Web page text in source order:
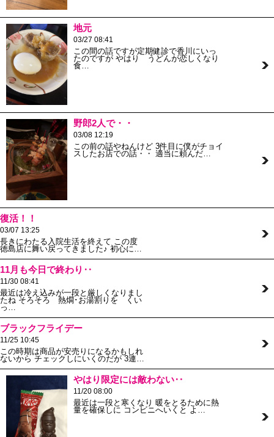
地元
03/27 08:41
この間の話ですが定期健診で香川にいっ
たのですが やはり うどんが恋しくなり
食…
野郎2人で・・
03/08 12:19
この前の話やねんけど 3件目に僕がチョイ
スしたお店での話・・ 適当に頼んだ…
復活！！
03/07 13:25
長きにわたる入院生活を終えて この度
徳島店に舞い戻ってきました♪ 初心に…
11月も今日で終わり‥
11/30 08:41
最近は冷え込みが一段と厳しくなりまし
たね そろそろ 熱燗･お湯割りを くい
っ…
ブラックフライデー
11/25 10:45
この時期は商品が安売りになるかもしれ
ないから チェックしにいくのだが 3連…
やはり限定には敵わない‥
11/20 08:00
最近は一段と寒くなり 暖をとるために熱
量を確保しに コンビニへいくと よ…